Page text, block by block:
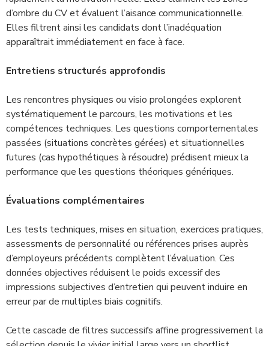
d’ombre du CV et évaluent l’aisance communicationnelle.
Elles filtrent ainsi les candidats dont l’inadéquation
apparaîtrait immédiatement en face à face.
Entretiens structurés approfondis
Les rencontres physiques ou visio prolongées explorent
systématiquement le parcours, les motivations et les
compétences techniques. Les questions comportementales
passées (situations concrètes gérées) et situationnelles
futures (cas hypothétiques à résoudre) prédisent mieux la
performance que les questions théoriques génériques.
Évaluations complémentaires
Les tests techniques, mises en situation, exercices pratiques,
assessments de personnalité ou références prises auprès
d’employeurs précédents complètent l’évaluation. Ces
données objectives réduisent le poids excessif des
impressions subjectives d’entretien qui peuvent induire en
erreur par de multiples biais cognitifs.
Cette cascade de filtres successifs affine progressivement la